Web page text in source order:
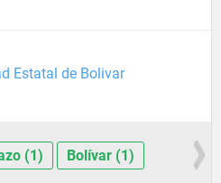
Estatal de Bolivar
(1) Bolívar (1)